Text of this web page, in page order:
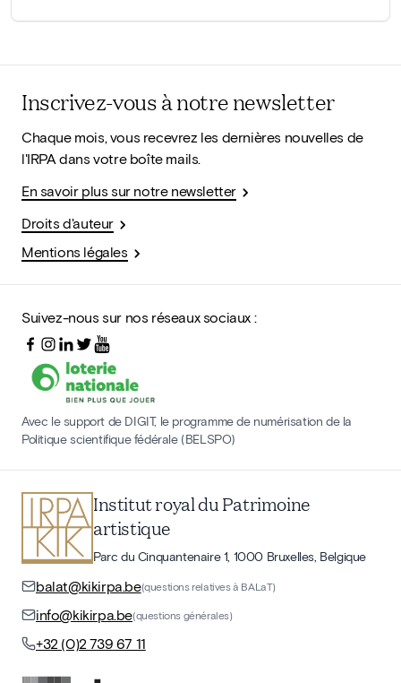
Inscrivez-vous à notre newsletter
Chaque mois, vous recevrez les dernières nouvelles de
l'IRPA dans votre boîte mails.
En savoir plus sur notre newsletter
Droits d'auteur
Mentions légales
Suivez-nous sur nos réseaux sociaux :
Avec le support de DIGIT, le programme de numérisation de la
Politique scientifique fédérale (BELSPO)
Institut royal du Patrimoine
artistique
Parc du Cinquantenaire 1, 1000 Bruxelles, Belgique
balat@kikirpa.be(questions relatives à BALaT)
info@kikirpa.be(questions générales)
+32 (0)2 739 67 11